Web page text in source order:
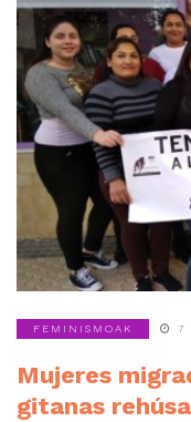
FEMINISMOAK 7
Mujeres
gitanas